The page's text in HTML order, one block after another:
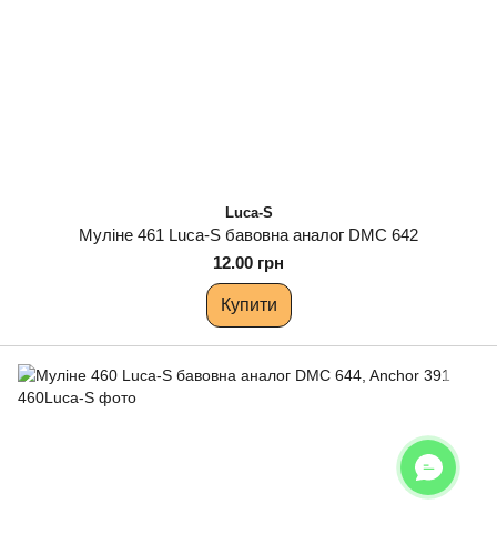
Luca-S
Муліне 461 Luca-S бавовна аналог DMC 642
12.00 грн
Купити